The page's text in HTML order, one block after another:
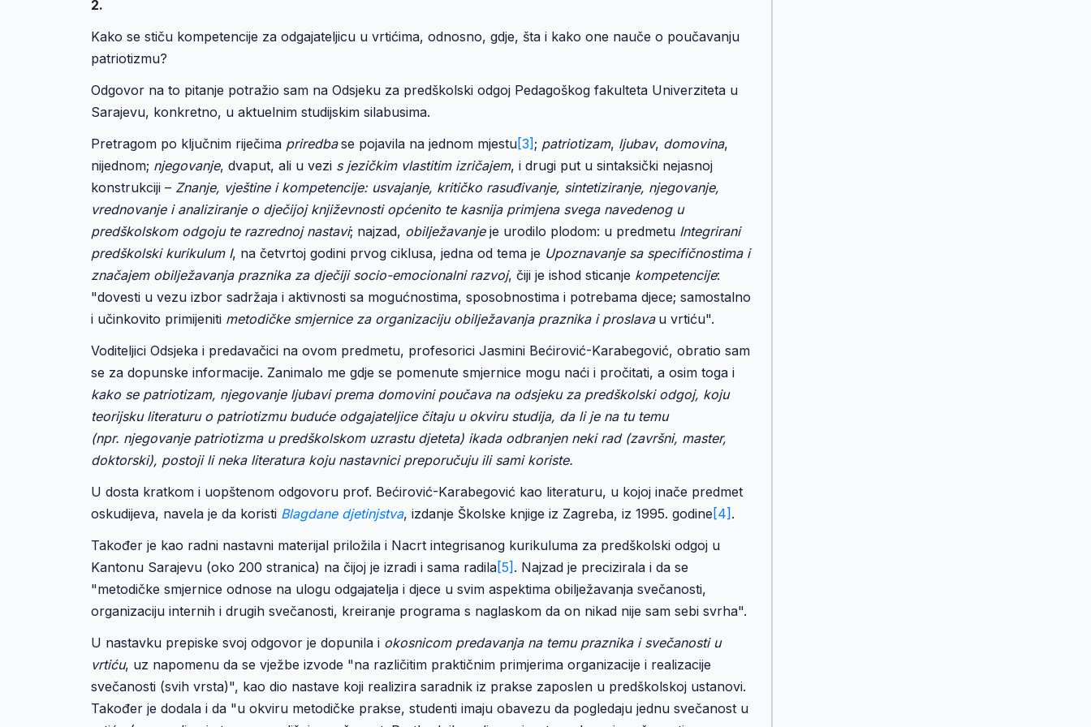
2.
Kako se stiču kompetencije za odgajateljicu u vrtićima, odnosno, gdje, šta i kako one nauče o poučavanju
patriotizmu?
Odgovor na to pitanje potražio sam na Odsjeku za predškolski odgoj Pedagoškog fakulteta Univerziteta u
Sarajevu, konkretno, u aktuelnim studijskim silabusima.
Pretragom po ključnim riječima priredba se pojavila na jednom mjestu[3] ; patriotizam, ljubav, domovina,
nijednom; njegovanje, dvaput, ali u vezi s jezičkim vlastitim izričajem, i drugi put u sintaksički nejasnoj
konstrukciji – Znanje, vještine i kompetencije: usvajanje, kritičko rasuđivanje, sintetiziranje, njegovanje,
vrednovanje i analiziranje o dječijoj književnosti općenito te kasnija primjena svega navedenog u
predškolskom odgoju te razrednoj nastavi; najzad, obilježavanjeje urodilo plodom: u predmetu Integrirani
predškolski kurikulum I, na četvrtoj godini prvog ciklusa, jedna od tema je Upoznavanje sa specifičnostima i
značajem obilježavanja praznika za dječiji socio-emocionalni razvoj, čiji je ishod sticanje kompetencije:
"dovesti u vezu izbor sadržaja i aktivnosti sa mogućnostima, sposobnostima i potrebama djece; samostalno
i učinkovito primijeniti metodičke smjernice za organizaciju obilježavanja praznika i proslava u vrtiću".
Voditeljici Odsjeka i predavačici na ovom predmetu, profesorici Jasmini Bećirović-Karabegović, obratio sam
se za dopunske informacije. Zanimalo me gdje se pomenute smjernice mogu naći i pročitati, a osim toga i
kako se patriotizam, njegovanje ljubavi prema domovini poučava na odsjeku za predškolski odgoj, koju
teorijsku literaturu o patriotizmu buduće odgajateljice čitaju u okviru studija, da li je na tu temu
(npr. njegovanje patriotizma u predškolskom uzrastu djeteta) ikada odbranjen neki rad (završni, master,
doktorski), postoji li neka literatura koju nastavnici preporučuju ili sami koriste.
U dosta kratkom i uopštenom odgovoru prof. Bećirović-Karabegović kao literaturu, u kojoj inače predmet
oskudijeva, navela je da koristi Blagdane djetinjstva, izdanje Školske knjige iz Zagreba, iz 1995. godine [4] .
Također je kao radni nastavni materijal priložila i Nacrt integrisanog kurikuluma za predškolski odgoj u
Kantonu Sarajevu (oko 200 stranica) na čijoj je izradi i sama radila[5] . Najzad je precizirala i da se
"metodičke smjernice odnose na ulogu odgajatelja i djece u svim aspektima obilježavanja svečanosti,
organizaciju internih i drugih svečanosti, kreiranje programa s naglaskom da on nikad nije sam sebi svrha".
U nastavku prepiske svoj odgovor je dopunila i okosnicom predavanja na temu praznika i svečanosti u
vrtiću, uz napomenu da se vježbe izvode "na različitim praktičnim primjerima organizacije i realizacije
svečanosti (svih vrsta)", kao dio nastave koji realizira saradnik iz prakse zaposlen u predškolskoj ustanovi.
Također je dodala i da "u okviru metodičke prakse, studenti imaju obavezu da pogledaju jednu svečanost u